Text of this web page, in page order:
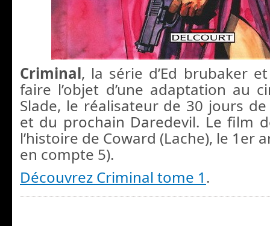
Criminal, la série d’Ed brubaker
faire l’objet d’une adaptation au
Slade, le réalisateur de 30 jours
et du prochain Daredevil. Le film
l’histoire de Coward (Lache), le 1er
en compte 5).
Découvrez Criminal tome 1.